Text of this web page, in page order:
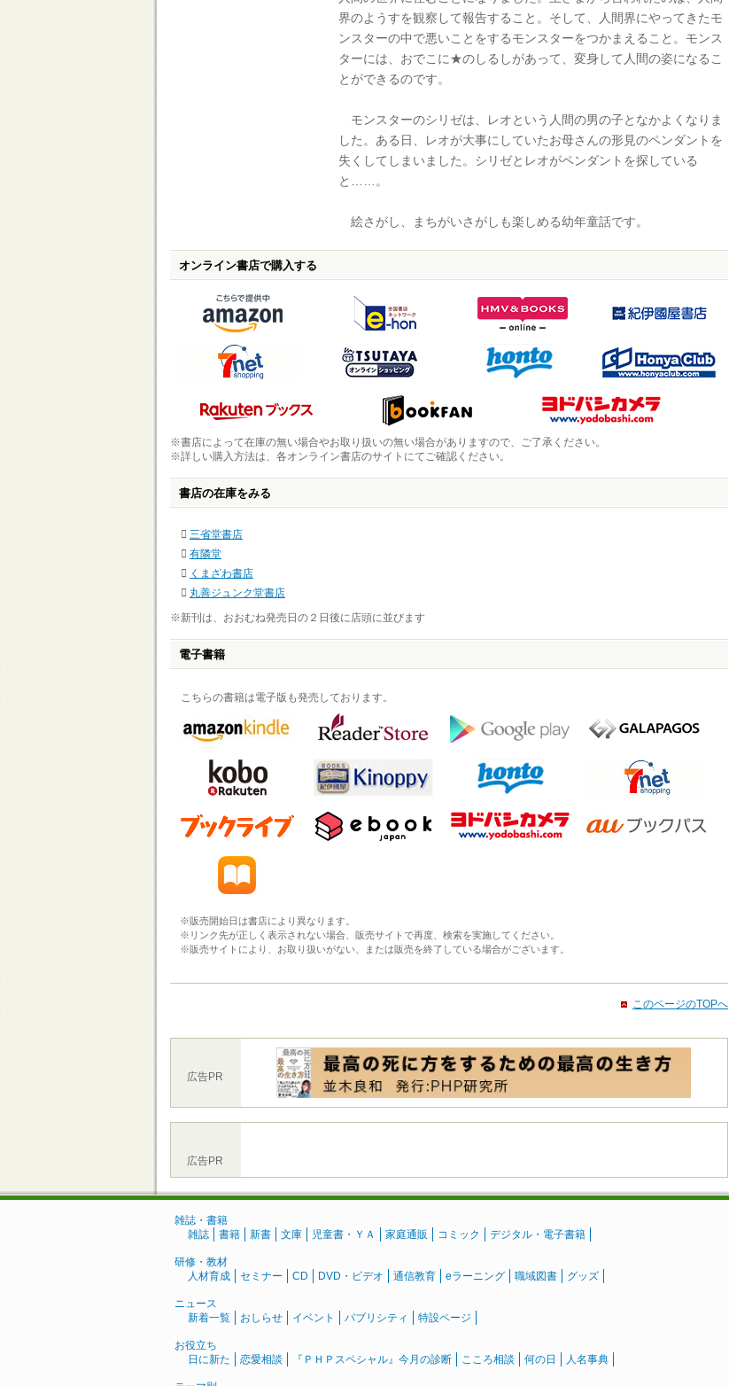
界のようすを観察して報告すること。そして、人間界にやってきたモ
ンスターの中で悪いことをするモンスターをつかまえること。モンス
ターには、おでこに★のしるしがあって、変身して人間の姿になるこ
とができるのです。
モンスターのシリゼは、レオという人間の男の子となかよくなりま
した。ある日、レオが大事にしていたお母さんの形見のペンダントを
失くしてしまいました。シリゼとレオがペンダントを探している
と……。
絵さがし、まちがいさがしも楽しめる幼年童話です。
オンライン書店で購入する
※書店によって在庫の無い場合やお取り扱いの無い場合がありますので、ご了承ください。
※詳しい購入方法は、各オンライン書店のサイトにてご確認ください。
書店の在庫をみる
三省堂書店
有隣堂
くまざわ書店
丸善ジュンク堂書店
※新刊は、おおむね発売日の２日後に店頭に並びます
電子書籍
こちらの書籍は電子版も発売しております。
※販売開始日は書店により異なります。
※リンク先が正しく表示されない場合、販売サイトで再度、検索を実施してください。
※販売サイトにより、お取り扱いがない、または販売を終了している場合がございます。
このページのTOPへ
広告PR
広告PR
雑誌・書籍
雑誌
書籍 新書 文庫 児童書・ＹＡ 家庭通販 コミック デジタル・電子書籍
研修・教材
人材育成
セミナー CD DVD・ビデオ 通信教育 eラーニング 職域図書 グッズ
ニュース
新着一覧
おしらせ イベント パブリシティ 特設ページ
お役立ち
日に新た
恋愛相談 『ＰＨＰスペシャル』今月の診断 こころ相談 何の日 人名事典